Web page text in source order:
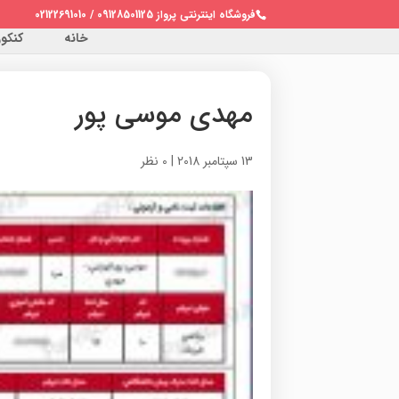
فروشگاه اینترنتی پرواز 09128501125 / 02122691010
خانه
مهدی موسی پور
13 سپتامبر 2018 | 0 نظر